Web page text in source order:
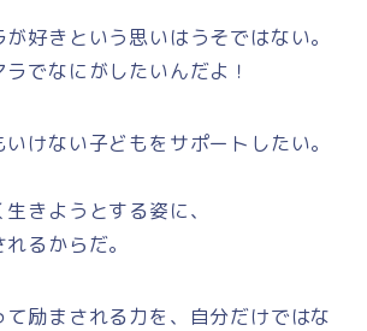
好きという思いはうそではない。
でなにがしたいんだよ！
けない子どもをサポートしたい。
きようとする姿に、
るからだ。
励まされる力を、自分だけではな